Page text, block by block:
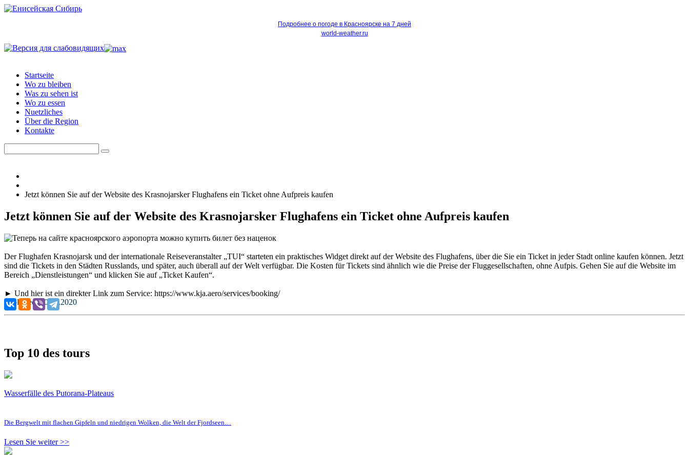
Подробнее о погоде в Красноярске на 7 дней
world-weather.ru
Startseite
Wo zu bleiben
Was zu sehen ist
Wo zu essen
Nuetzliches
Über die Region
Kontakte
Jetzt können Sie auf der Website des Krasnojarsker Flughafens ein Ticket ohne Aufpreis kaufen
Jetzt können Sie auf der Website des Krasnojarsker Flughafens ein Ticket ohne Aufpreis kaufen
Der Flughafen Krasnojarsk und der internationale Reiseveranstalter „TUI“ starteten ein praktisches Widget direkt auf der Website des Flughafens, über die Sie ein Ticket in jeder Stadt online kaufen können. Jetzt
sind die Tickets in den Städten Russlands, und später, auch überall auf der Welt verfügbar. Die Kosten für Tickets sind ähnlich wie die Preise der Fluggesellschaften, ohne Aufpis. Gehen Sie auf die Website im
Bereich „Dienstleistungen“ und klicken Sie auf „Ticket Kaufen“.
► Und hier ist ein direkter Link zum Service: https://www.kja.aero/services/booking/
Published: 20.07.2020
Top 10 des tours
Wasserfälle des Putorana-Plateaus
Die Bergwelt mit flachen Gipfeln und niedrigen Wolken, die Welt der Fjordseen…
Lesen Sie weiter >>